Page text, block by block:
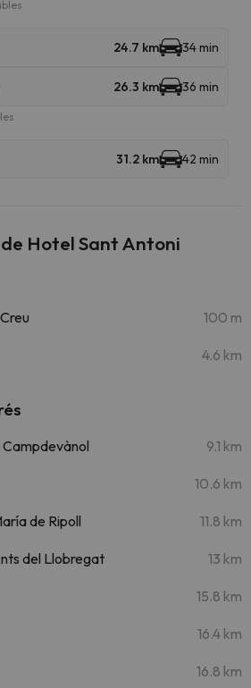
24.7 km 34 min
26.3 km 36 min
31.2 km 42 min
Hotel Sant Antoni
100 m
4.6 km
Campdevànol 9.1 km
10.6 km
de Ripoll 11.8 km
del Llobregat 13 km
15.8 km
16.4 km
16.8 km